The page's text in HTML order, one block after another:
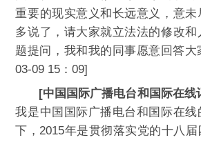
重要的现实意义和长远意义，意
多说了，请大家就立法法的修改
题提问，我和我的同事愿意回答大
03-09 15：09]
[中国国际广播电台和国际在线
我是中国国际广播电台和国际在
下，2015年是贯彻落实党的十八